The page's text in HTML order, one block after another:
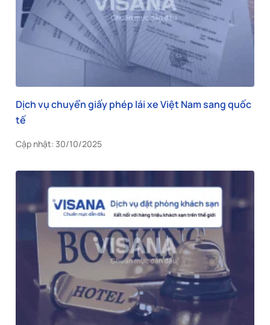
Dịch vụ chuyển giấy phép lái xe Việt Nam sang quốc
tế
Cập nhật: 30/10/2025